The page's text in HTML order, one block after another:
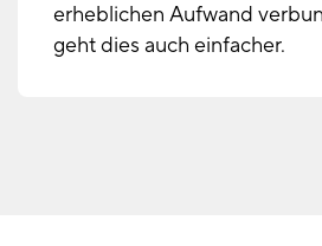
erheblichen Aufwand
geht dies auch einfacher.